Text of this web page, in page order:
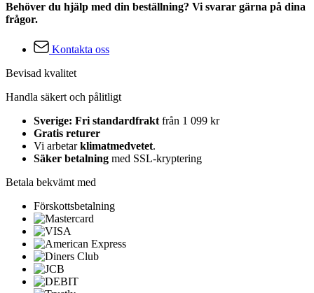
Behöver du hjälp med din beställning? Vi svarar gärna på dina
frågor.
Kontakta oss
Bevisad kvalitet
Handla säkert och pålitligt
Sverige: Fri standardfrakt från 1 099 kr
Gratis returer
Vi arbetarklimatmedvetet.
Säker betalning med SSL-kryptering
Betala bekvämt med
Förskottsbetalning